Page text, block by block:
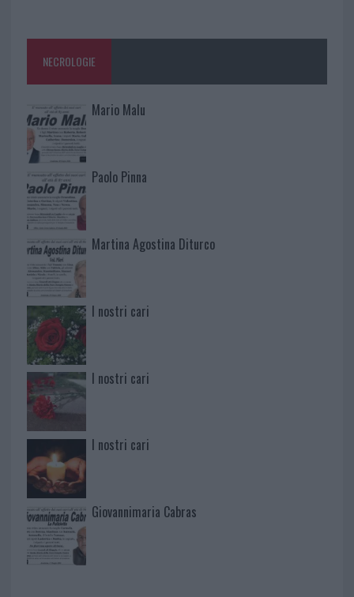
NECROLOGIE
Mario Malu
Paolo Pinna
Martina Agostina Diturco
I nostri cari
I nostri cari
I nostri cari
Giovannimaria Cabras